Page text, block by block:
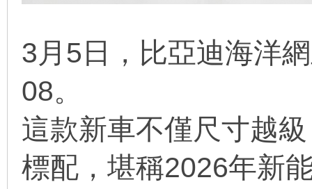
3月5日，比亞迪海洋
08。
這款新車不僅尺寸越
標配，堪稱2026年新